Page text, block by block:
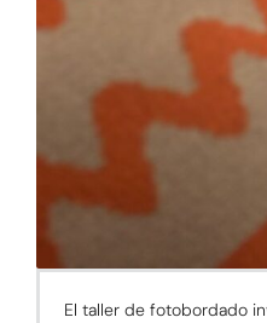
El taller de fotobordado